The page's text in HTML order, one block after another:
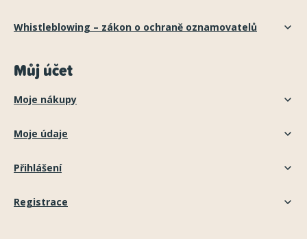
Whistleblowing – zákon o ochraně oznamovatelů
Můj účet
Moje nákupy
Moje údaje
Přihlášení
Registrace